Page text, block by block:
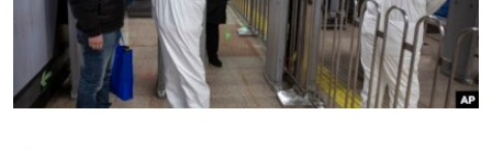
СУСПІЛЬСТВО
ЕКОНОМІКА
ІСТОРІЇ УСПІХУ УКРАЇНЦІВ
ТЕЛЕПРОГРАМИ
ЧАС-TIME
ENGLISH